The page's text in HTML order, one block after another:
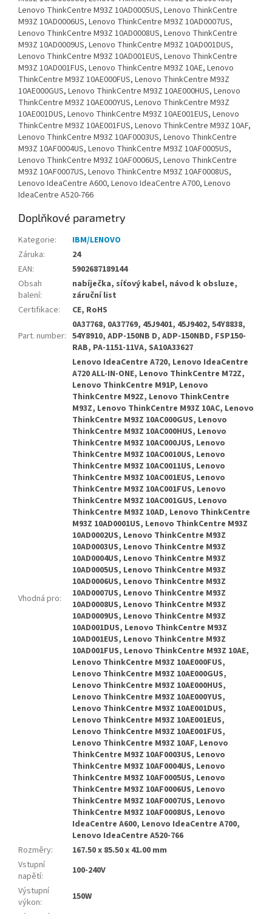
Lenovo ThinkCentre M93Z 10AD0005US, Lenovo ThinkCentre
M93Z 10AD0006US, Lenovo ThinkCentre M93Z 10AD0007US,
Lenovo ThinkCentre M93Z 10AD0008US, Lenovo ThinkCentre
M93Z 10AD0009US, Lenovo ThinkCentre M93Z 10AD001DUS,
Lenovo ThinkCentre M93Z 10AD001EUS, Lenovo ThinkCentre
M93Z 10AD001FUS, Lenovo ThinkCentre M93Z 10AE, Lenovo
ThinkCentre M93Z 10AE000FUS, Lenovo ThinkCentre M93Z
10AE000GUS, Lenovo ThinkCentre M93Z 10AE000HUS, Lenovo
ThinkCentre M93Z 10AE000YUS, Lenovo ThinkCentre M93Z
10AE001DUS, Lenovo ThinkCentre M93Z 10AE001EUS, Lenovo
ThinkCentre M93Z 10AE001FUS, Lenovo ThinkCentre M93Z 10AF,
Lenovo ThinkCentre M93Z 10AF0003US, Lenovo ThinkCentre
M93Z 10AF0004US, Lenovo ThinkCentre M93Z 10AF0005US,
Lenovo ThinkCentre M93Z 10AF0006US, Lenovo ThinkCentre
M93Z 10AF0007US, Lenovo ThinkCentre M93Z 10AF0008US,
Lenovo IdeaCentre A600, Lenovo IdeaCentre A700, Lenovo
IdeaCentre A520-766
Doplňkové parametry
Kategorie:
IBM/LENOVO
Záruka:
24
EAN:
5902687189144
Obsah
balení:
nabíječka, síťový kabel, návod k obsluze,
záruční list
Certifikace: CE, RoHS
Part. number:
0A37768, 0A37769, 45J9401, 45J9402, 54Y8838,
54Y8910, ADP-150NB D, ADP-150NBD, FSP150-
RAB, PA-1151-11VA, SA10A33627
Vhodná pro:
Lenovo IdeaCentre A720, Lenovo IdeaCentre
A720 ALL-IN-ONE, Lenovo ThinkCentre M72Z,
Lenovo ThinkCentre M91P, Lenovo
ThinkCentre M92Z, Lenovo ThinkCentre
M93Z, Lenovo ThinkCentre M93Z 10AC, Lenovo
ThinkCentre M93Z 10AC000GUS, Lenovo
ThinkCentre M93Z 10AC000HUS, Lenovo
ThinkCentre M93Z 10AC000JUS, Lenovo
ThinkCentre M93Z 10AC0010US, Lenovo
ThinkCentre M93Z 10AC0011US, Lenovo
ThinkCentre M93Z 10AC001EUS, Lenovo
ThinkCentre M93Z 10AC001FUS, Lenovo
ThinkCentre M93Z 10AC001GUS, Lenovo
ThinkCentre M93Z 10AD, Lenovo ThinkCentre
M93Z 10AD0001US, Lenovo ThinkCentre M93Z
10AD0002US, Lenovo ThinkCentre M93Z
10AD0003US, Lenovo ThinkCentre M93Z
10AD0004US, Lenovo ThinkCentre M93Z
10AD0005US, Lenovo ThinkCentre M93Z
10AD0006US, Lenovo ThinkCentre M93Z
10AD0007US, Lenovo ThinkCentre M93Z
10AD0008US, Lenovo ThinkCentre M93Z
10AD0009US, Lenovo ThinkCentre M93Z
10AD001DUS, Lenovo ThinkCentre M93Z
10AD001EUS, Lenovo ThinkCentre M93Z
10AD001FUS, Lenovo ThinkCentre M93Z 10AE,
Lenovo ThinkCentre M93Z 10AE000FUS,
Lenovo ThinkCentre M93Z 10AE000GUS,
Lenovo ThinkCentre M93Z 10AE000HUS,
Lenovo ThinkCentre M93Z 10AE000YUS,
Lenovo ThinkCentre M93Z 10AE001DUS,
Lenovo ThinkCentre M93Z 10AE001EUS,
Lenovo ThinkCentre M93Z 10AE001FUS,
Lenovo ThinkCentre M93Z 10AF, Lenovo
ThinkCentre M93Z 10AF0003US, Lenovo
ThinkCentre M93Z 10AF0004US, Lenovo
ThinkCentre M93Z 10AF0005US, Lenovo
ThinkCentre M93Z 10AF0006US, Lenovo
ThinkCentre M93Z 10AF0007US, Lenovo
ThinkCentre M93Z 10AF0008US, Lenovo
IdeaCentre A600, Lenovo IdeaCentre A700,
Lenovo IdeaCentre A520-766
Rozměry:
167.50 x 85.50 x 41.00 mm
Vstupní
napětí:
100-240V
Výstupní
výkon:
150W